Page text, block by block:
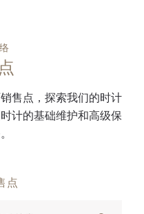
售点，探索我们的时计
计的基础维护和高级保
点